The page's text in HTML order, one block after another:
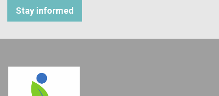
Stay informed